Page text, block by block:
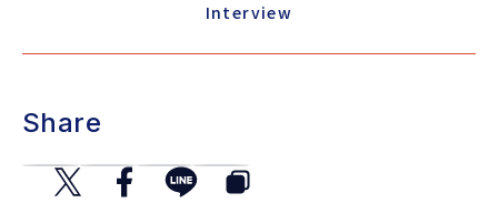
Interview
Share